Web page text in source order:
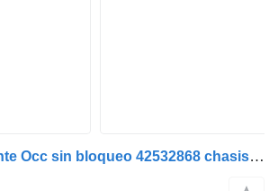
IVECO Eje pasante Occ sin bloqueo 42532868 chasis para camión